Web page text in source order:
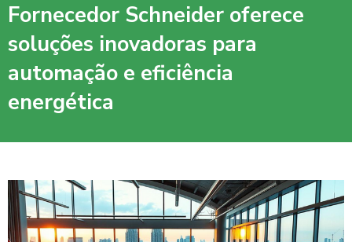
Fornecedor Schneider oferece
soluções inovadoras para
automação e eficiência
energética